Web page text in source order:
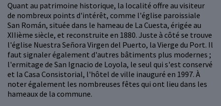
Quant au patrimoine historique, la localité offre au visiteur
de nombreux points d'intérêt, comme l'église paroissiale
San Román, située dans le hameau de La Cuesta, érigée au
XIIième siècle, et reconstruite en 1880. Juste à côté se trouve
l'église Nuestra Señora Virgen del Puerto, la Vierge du Port. Il
faut signaler également d'autres bâtiments plus modernes ;
l'ermitage de San Ignacio de Loyola, le seul qui s'est conservé
et la Casa Consistorial, l'hôtel de ville inauguré en 1997. À
noter également les nombreuses fêtes qui ont lieu dans les
hameaux de la commune.